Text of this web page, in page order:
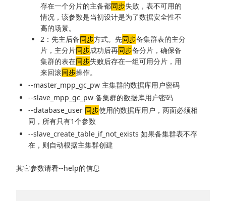
存在一个分片的主备都同步失败，表不可用的
情况，该参数是当初设计是为了数据安全性不
高的场景。
2：先主后备同步方式。先同步备集群表的主分
片，主分片同步成功后再同步备分片，确保备
集群的表在同步失败后存在一组可用分片，用
来回滚同步操作。
--master_mpp_gc_pw 主集群的数据库用户密码
--slave_mpp_gc_pw 备集群的数据库用户密码
--database_user 同步使用的数据库用户，两面必须相
同，所有只有1个参数
--slave_create_table_if_not_exists 如果备集群表不存
在，则自动根据主集群创建
其它参数请看--help的信息